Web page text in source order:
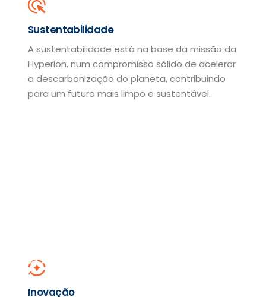
Sustentabilidade
A sustentabilidade está na base da missão da
Hyperion, num compromisso sólido de acelerar
a descarbonização do planeta, contribuindo
para um futuro mais limpo e sustentável.
Inovação